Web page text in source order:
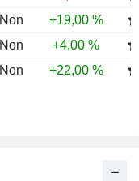
Non
+19,00 %
Non
+4,00 %
Non +22,00 %